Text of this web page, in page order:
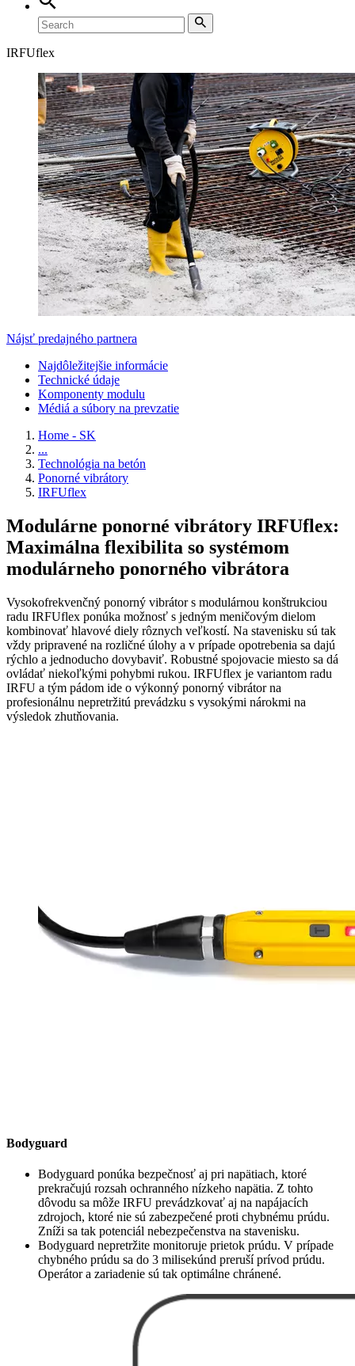
IRFUflex
Nájsť predajného partnera
Najdôležitejšie informácie
Technické údaje
Komponenty modulu
Médiá a súbory na prevzatie
Home - SK
...
Technológia na betón
Ponorné vibrátory
IRFUflex
Modulárne ponorné vibrátory IRFUflex:
Maximálna flexibilita so systémom
modulárneho ponorného vibrátora
Vysokofrekvenčný ponorný vibrátor s modulárnou konštrukciou
radu IRFUflex ponúka možnosť s jedným meničovým dielom
kombinovať hlavové diely rôznych veľkostí. Na stavenisku sú tak
vždy pripravené na rozličné úlohy a v prípade opotrebenia sa dajú
rýchlo a jednoducho dovybaviť. Robustné spojovacie miesto sa dá
ovládať niekoľkými pohybmi rukou. IRFUflex je variantom radu
IRFU a tým pádom ide o výkonný ponorný vibrátor na
profesionálnu nepretržitú prevádzku s vysokými nárokmi na
výsledok zhutňovania.
Bodyguard
Bodyguard ponúka bezpečnosť aj pri napätiach, ktoré
prekračujú rozsah ochranného nízkeho napätia. Z tohto
dôvodu sa môže IRFU prevádzkovať aj na napájacích
zdrojoch, ktoré nie sú zabezpečené proti chybnému prúdu.
Zníži sa tak potenciál nebezpečenstva na stavenisku.
Bodyguard nepretržite monitoruje prietok prúdu. V prípade
chybného prúdu sa do 3 milisekúnd preruší prívod prúdu.
Operátor a zariadenie sú tak optimálne chránené.